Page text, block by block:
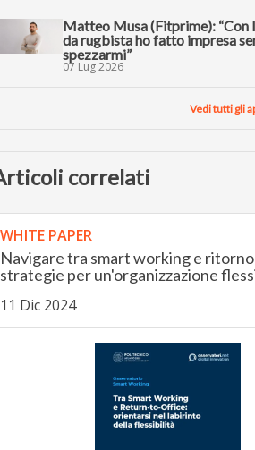
Matteo Musa (Fitprime): “Con
da rugbista ho fatto impresa
spezzarmi”
07 Lug 2026
Vedi tutti gli
correlati
WHITE PAPER
Navigare tra smart working e
strategie per un'organizzazione
11 Dic 2024